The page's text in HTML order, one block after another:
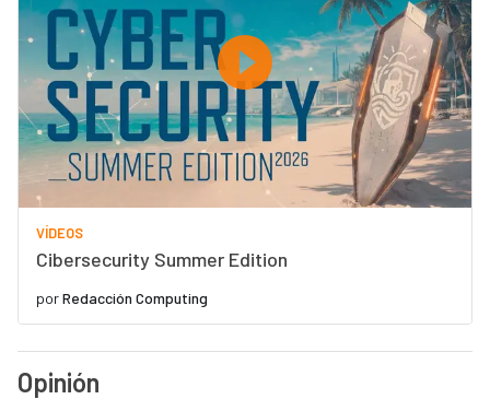
VÍDEOS
Cibersecurity Summer Edition
porRedacción Computing
Opinión